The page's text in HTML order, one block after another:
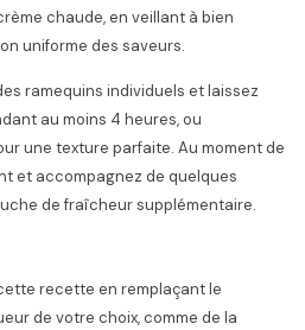
chaude, en veillant à bien
uniforme des saveurs.
ramequins individuels et laissez
au moins 4 heures, ou
une texture parfaite. Au moment de
et accompagnez de quelques
de fraîcheur supplémentaire.
recette en remplaçant le
de votre choix, comme de la